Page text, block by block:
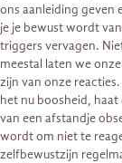
ons aanleiding geven
je je bewust wordt
triggers vervagen.
meestal laten we
zijn van onze
het nu boosheid, haat
van een afstandje
wordt om niet te
zelfbewustzijn